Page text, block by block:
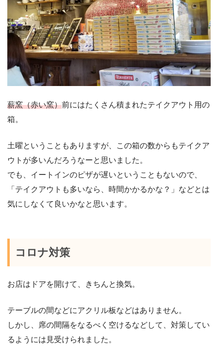
薪窯（赤い窯）前にはたくさん積まれたテイクアウト用の
箱。
土曜ということもありますが、この箱の数からもテイクア
ウトが多いんだろうなーと思いました。
でも、イートインのピザが遅いということもないので、
「テイクアウトも多いなら、時間かかるかな？」などとは
気にしなくて良いかなと思います。
コロナ対策
お店はドアを開けて、きちんと換気。
テーブルの間などにアクリル板などはありません。
しかし、席の間隔をなるべく空けるなどして、対策してい
るようには見受けられました。